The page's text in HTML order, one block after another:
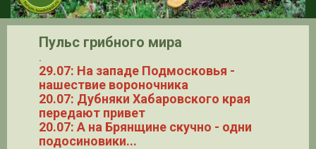
Пульс грибного мира
.
29.07: На западе Подмосковья -
нашествие вороночника
20.07: Дубняки Хабаровского края
передают привет
20.07: А на Брянщине скучно - одни
подосиновики...